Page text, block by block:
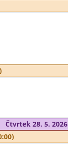
Čtvrtek 28. 5. 2026